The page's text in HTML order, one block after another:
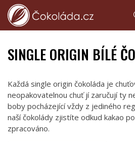
SINGLE ORIGIN BÍLÉ
Každá single origin čokoláda je
neopakovatelnou chuť jí zaručují ty
boby pocházející vždy z jediného
naší čokolády zjistíte odkud kakao
zpracováno.